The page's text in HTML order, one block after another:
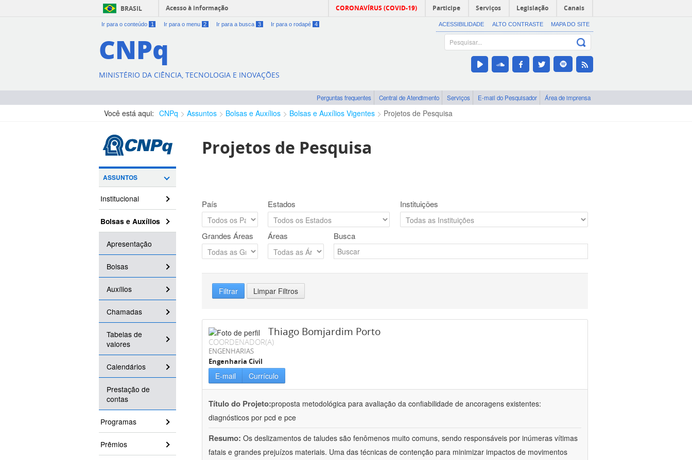
BRASIL Acesso à informação CORONAVÍRUS (COVID-19) Participe Serviços Legislação Canais
Ir para o conteúdo 1 Ir para o menu 2 Ir para a busca 3 Ir para o rodapé 4 ACESSIBILIDADE ALTO CONTRASTE MAPA DO SITE
CNPq
MINISTÉRIO DA CIÊNCIA, TECNOLOGIA E INOVAÇÕES
Perguntas frequentes Central de Atendimento Serviços E-mail do Pesquisador Área de imprensa
Você está aqui: CNPq Assuntos Bolsas e Auxílios Bolsas e Auxílios Vigentes Projetos de Pesquisa
ASSUNTOS
Institucional
Bolsas e Auxílios
Apresentação
Bolsas
Auxílios
Chamadas
Tabelas de
valores
Calendários
Prestação de
contas
Programas
Prêmios
Projetos de Pesquisa
País Estados Instituições
Grandes Áreas Áreas Busca
Filtrar Limpar Filtros
Thiago Bomjardim Porto
COORDENADOR(A)
ENGENHARIAS
Engenharia Civil
E-mail Currículo
Título do Projeto:proposta metodológica para avaliação da confiabilidade de ancoragens existentes:
diagnósticos por pcd e pce
Resumo: Os deslizamentos de taludes são fenômenos muito comuns, sendo responsáveis por inúmeras vítimas
fatais e grandes prejuízos materiais. Uma das técnicas de contenção para minimizar impactos de movimentos